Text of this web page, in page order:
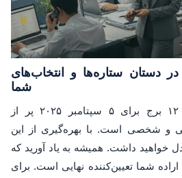
دستان ستاره‌ها و انتخاب‌های
شما
۱۲ برج برای ۵ سپتامبر ۲۰۲۵ پر از
و شخصی است. با بهره‌گیری از این
خواهید داشت. همیشه به یاد آورید که
اراده شما تعیین‌کننده نهایی است. برای